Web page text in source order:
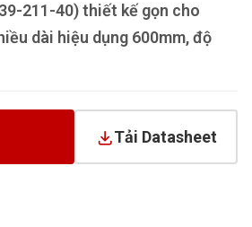
211-40) thiết kế gọn cho
dài hiệu dụng 600mm, độ
Tải Datasheet